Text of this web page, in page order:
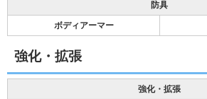
防具
ボディアーマー
強化・拡張
強化・拡張